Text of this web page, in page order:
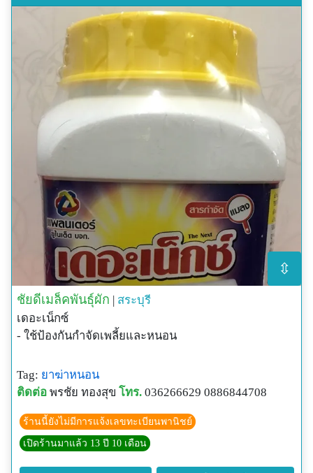
⇳
ชัยดีเมล็คพันธุ์ผัก | สระบุรี
เดอะเน็กซ์
- ใช้ป้องกันกำจัดเพลี้ยและหนอน
Tag: ยาฆ่าหนอน
ติดต่อ พรชัย ทองสุข โทร. 036266629 0886844708
ร้านนี้ยังไม่มีการแจ้งเลขทะเบียนพานิชย์
เปิดร้านมาแล้ว 13 ปี 10 เดือน